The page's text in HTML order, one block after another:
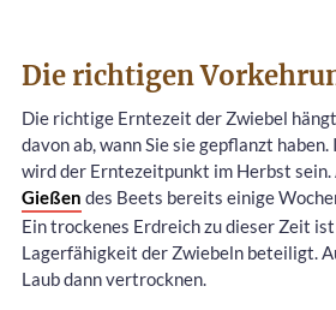
Die richtigen
Die richtige Erntezeit der Zwiebel
davon ab, wann Sie sie gepflanzt
wird der Erntezeitpunkt im Herbst sein.
Gießen des Beets bereits einige
Ein trockenes Erdreich zu dieser Zeit
Lagerfähigkeit der Zwiebeln beteiligt.
Laub dann vertrocknen.